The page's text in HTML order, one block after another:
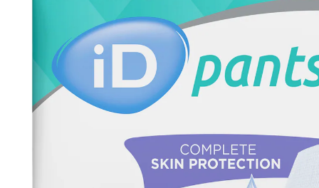
€ 19,99vanaf10stuks
1
In het Winkelmandje
Leverbaar binnen 4-5 werkdagen